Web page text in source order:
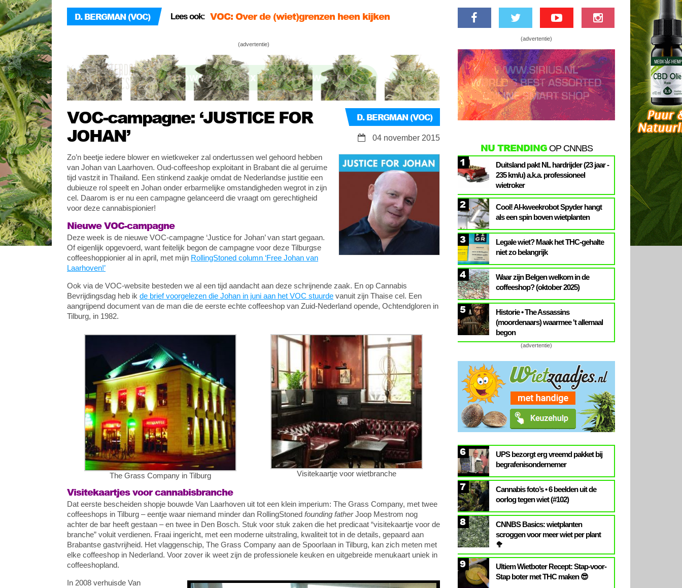
D. BERGMAN (VOC) Lees ook:
VOC – Wiet kweken is gezond
(advertentie)
VOC-campagne: ‘JUSTICE FOR
JOHAN’
D. BERGMAN (VOC)
04 november 2015
Zo’n beetje iedere blower en wietkweker zal ondertussen wel gehoord hebben
van Johan van Laarhoven. Oud-coffeeshop exploitant in Brabant die al geruime
tijd vastzit in Thailand. Een stinkend zaakje omdat de Nederlandse justitie een
dubieuze rol speelt en Johan onder erbarmelijke omstandigheden wegrot in zijn
cel. Daarom is er nu een campagne gelanceerd die vraagt om gerechtigheid
voor deze cannabispionier!
Nieuwe VOC-campagne
Deze week is de nieuwe VOC-campagne ‘Justice for Johan’ van start gegaan.
Of eigenlijk opgevoerd, want feitelijk begon de campagne voor deze Tilburgse
coffeeshoppionier al in april, met mijn RollingStoned column ‘Free Johan van
Laarhoven!’
Ook via de VOC-website besteden we al een tijd aandacht aan deze schrijnende zaak. En op Cannabis
Bevrijdingsdag heb ik de brief voorgelezen die Johan in juni aan het VOC stuurde vanuit zijn Thaise cel. Een
aangrijpend document van de man die de eerste echte coffeeshop van Zuid-Nederland opende, Ochtendgloren in
Tilburg, in 1982.
The Grass Company in Tilburg Visitekaartje voor wietbranche
Visitekaartjes voor cannabisbranche
Dat eerste bescheiden shopje bouwde Van Laarhoven uit tot een klein imperium: The Grass Company, met twee
coffeeshops in Tilburg – eentje waar niemand minder dan RollingStoned founding fatherJoop Mestrom nog
achter de bar heeft gestaan – en twee in Den Bosch. Stuk voor stuk zaken die het predicaat “visitekaartje voor de
branche” voluit verdienen. Fraai ingericht, met een moderne uitstraling, kwaliteit tot in de details, gepaard aan
Brabantse gastvrijheid. Het vlaggenschip, The Grass Company aan de Spoorlaan in Tilburg, kan zich meten met
elke coffeeshop in Nederland. Voor zover ik weet zijn de professionele keuken en uitgebreide menukaart uniek in
coffeeshopland.
In 2008 verhuisde Van
(advertentie)
NU TRENDINGOP CNNBS
1
Duitsland pakt NL hardrijder (23 jaar -
235 km/u) a.k.a. professioneel
wietroker
2
Cool! AI-kweekrobot Spyder hangt
als een spin boven wietplanten
3
Legale wiet? Maak het THC-gehalte
niet zo belangrijk
4
Waar zijn Belgen welkom in de
coffeeshop? (oktober 2025)
5
Historie • The Assassins
(moordenaars) waarmee 't allemaal
begon
(advertentie)
6
UPS bezorgt erg vreemd pakket bij
begrafenisondernemer
7
Cannabis foto’s • 6 beelden uit de
oorlog tegen wiet (#102)
8
CNNBS Basics: wietplanten
scroggen voor meer wiet per plant
🥦
9
Ultiem Wietboter Recept: Stap-voor-
Stap boter met THC maken 😎